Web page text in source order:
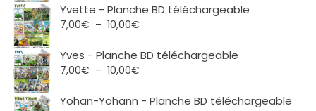
prix :
10,00€
Yvette - Planche BD téléchargeable
7,00€ – 10,00€
prix :
10,00€
Yves - Planche BD téléchargeable
7,00€ – 10,00€
prix :
Yohan-Yohann - Planche BD téléchargeable